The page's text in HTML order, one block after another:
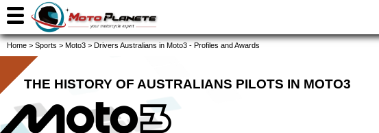
Home > Sports > Moto3 > Drivers Australians in Moto3 - Profiles and Awards
THE HISTORY OF AUSTRALIANS PILOTS IN MOTO3